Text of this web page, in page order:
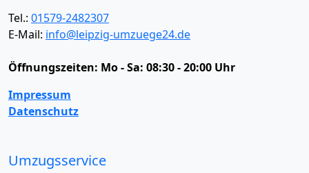
Tel.: 01579-2482307
E-Mail: info@leipzig-umzuege24.de
Öffnungszeiten: Mo - Sa: 08:30 - 20:00 Uhr
Impressum
Datenschutz
Umzugsservice